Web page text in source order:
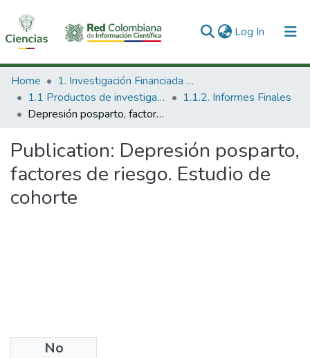
Log In (current)
Communities & Collections
All of DSpace
Home
1. Investigación Financiada con Recursos Públicos
1.1 Productos de investigación
1.1.2. Informes Finales
Depresión posparto, factores de riesgo. Estudio de cohorte
Publication: Depresión posparto,
factores de riesgo. Estudio de
cohorte
No